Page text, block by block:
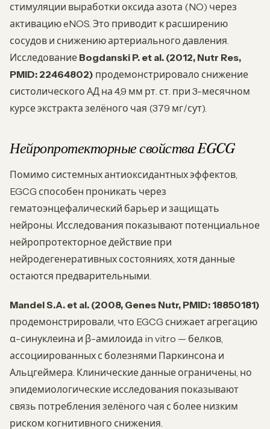
стимуляции выработки оксида азота (NO) через
активацию eNOS. Это приводит к расширению
сосудов и снижению артериального давления.
Исследование Bogdanski P. et al. (2012, Nutr Res,
PMID: 22464802) продемонстрировало снижение
систолического АД на 4,9 мм рт. ст. при 3-месячном
курсе экстракта зелёного чая (379 мг/сут).
Нейропротекторные свойства EGCG
Помимо системных антиоксидантных эффектов,
EGCG способен проникать через
гематоэнцефалический барьер и защищать
нейроны. Исследования показывают потенциальное
нейропротекторное действие при
нейродегенеративных состояниях, хотя данные
остаются предварительными.
Mandel S.A. et al. (2008, Genes Nutr, PMID: 18850181)
продемонстрировали, что EGCG снижает агрегацию
α-синуклеина и β-амилоида in vitro — белков,
ассоциированных с болезнями Паркинсона и
Альцгеймера. Клинические данные ограничены, но
эпидемиологические исследования показывают
связь потребления зелёного чая с более низким
риском когнитивного снижения.